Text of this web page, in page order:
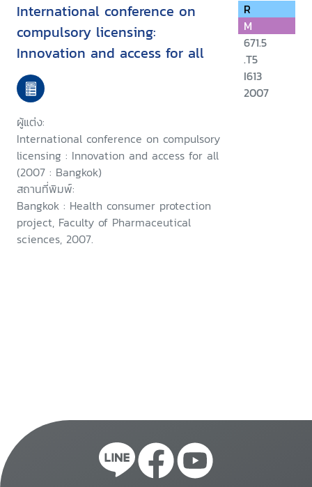
International conference on
compulsory licensing:
Innovation and access for all
ผู้แต่ง:
International conference on compulsory
licensing : Innovation and access for all
(2007 : Bangkok)
สถานที่พิมพ์:
Bangkok : Health consumer protection
project, Faculty of Pharmaceutical
sciences, 2007.
R
M
671.5
.T5
I613
2007